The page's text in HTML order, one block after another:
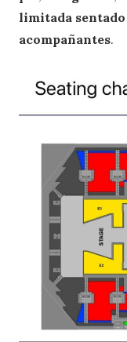
limitada sentado
acompañantes.